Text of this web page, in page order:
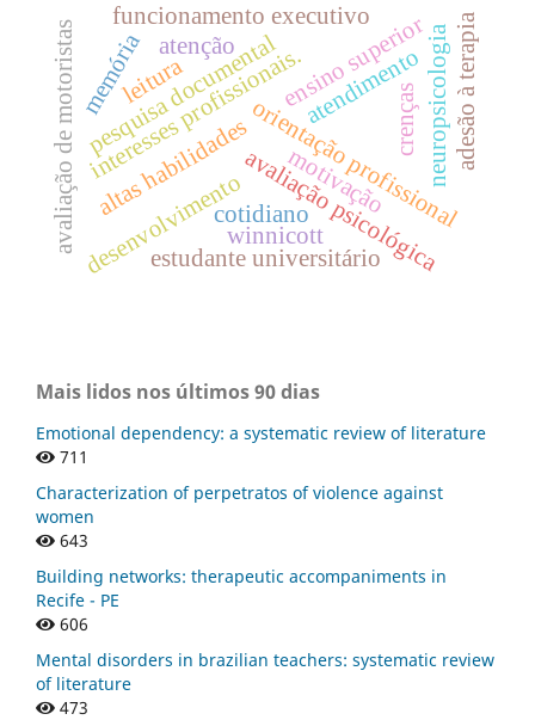
orientação profissional
avaliação psicológica
interesses profissionais.
estudante universitário
ensino superior
pesquisa documental
avaliação de motoristasaltas habilidades
atendimento
funcionamento executivo
neuropsicologia
desenvolvimento
adesão à terapia
crenças
atenção
leitura
motivação
memória
cotidiano
winnicott
Mais lidos nos últimos 90 dias
Emotional dependency: a systematic review of literature
711
Characterization of perpetratos of violence against
women
643
Building networks: therapeutic accompaniments in
Recife - PE
606
Mental disorders in brazilian teachers: systematic review
of literature
473